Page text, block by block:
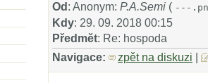
Od : Anonym: P.A.Semi ( ---
Kdy: 29. 09. 2018 00:15
Předmět: Re: hospoda
Navigace:
zpět na diskuzi